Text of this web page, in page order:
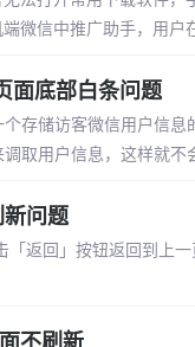
微信中推广助手，用户
面底部白条问题
存储访客微信用户信
取用户信息，这样就不
问题
「返回」按钮返回到上
不刷新